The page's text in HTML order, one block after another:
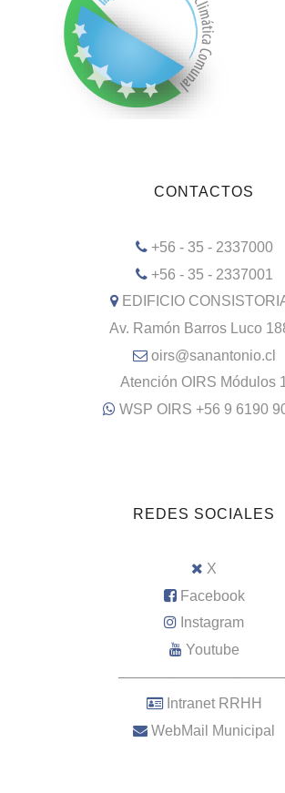
CONTACTOS
+56 - 35 - 2337000
+56 - 35 - 2337001
EDIFICIO
Av. Ramón Barros Luco
oirs@sanantonio.cl
Atención OIRS Módulos
WSP OIRS +56 9 6190
REDES SOCIALES
X
Facebook
Instagram
Youtube
Intranet RRHH
WebMail Municipal